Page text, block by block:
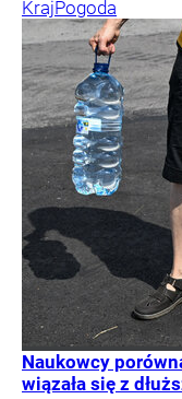
KrajPogoda
Naukowcy
wiązała się z